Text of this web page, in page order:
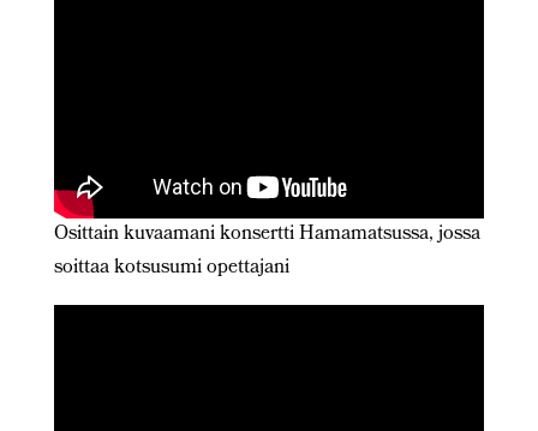
Osittain kuvaamani konsertti Hamamatsussa, jossa
soittaa kotsusumi opettajani